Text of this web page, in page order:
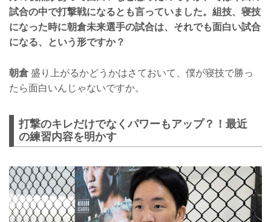
試合の中で打撃戦になるとも言っていました。組技、寝技
になった時に朝倉未来選手の試合は、それでも面白い試合
になる、という形ですか？
朝倉盛り上がるかどうかはさておいて、僕が寝技で勝っ
たら面白いんじゃないですか。
打撃のキレだけでなくパワーもアップ？！最近
の練習内容を明かす